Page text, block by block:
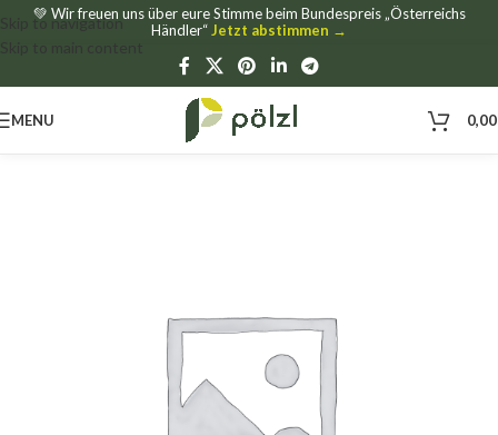
💚 Wir freuen uns über eure Stimme beim Bundespreis „Österreichs
Händler“ Jetzt abstimmen →
Skip to navigation
Skip to main content
MENU